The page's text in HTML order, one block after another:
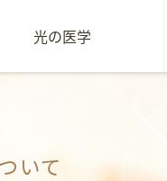
光の医学
いて